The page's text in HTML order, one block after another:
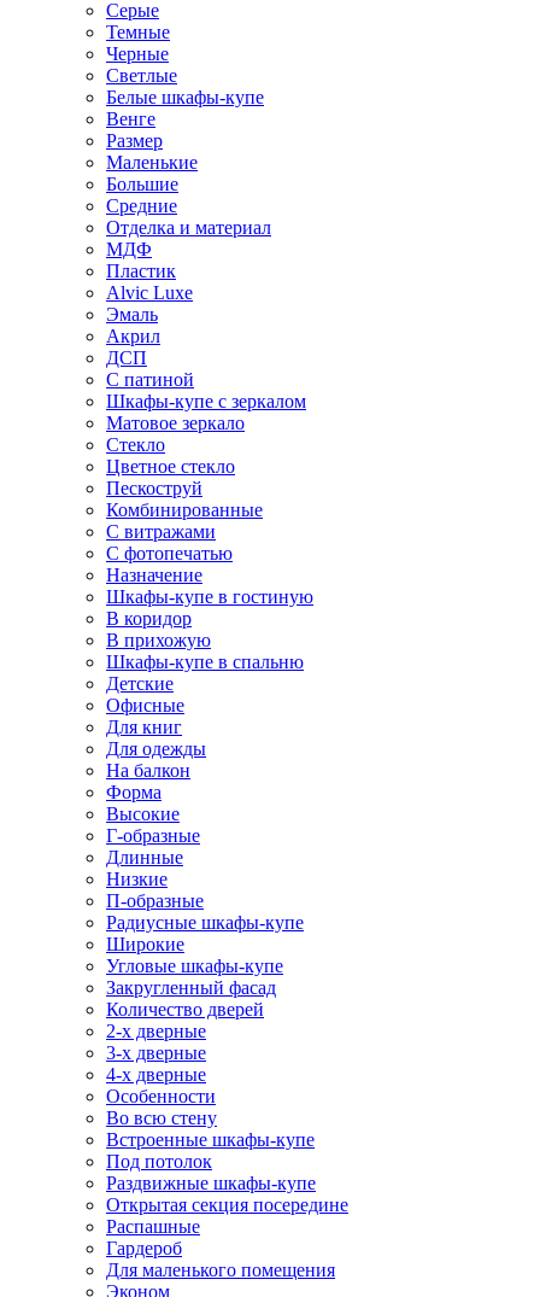
Серые
Темные
Черные
Светлые
Белые шкафы-купе
Венге
Размер
Маленькие
Большие
Средние
Отделка и материал
МДФ
Пластик
Alvic Luxe
Эмаль
Акрил
ДСП
С патиной
Шкафы-купе с зеркалом
Матовое зеркало
Стекло
Цветное стекло
Пескоструй
Комбинированные
С витражами
С фотопечатью
Назначение
Шкафы-купе в гостиную
В коридор
В прихожую
Шкафы-купе в спальню
Детские
Офисные
Для книг
Для одежды
На балкон
Форма
Высокие
Г-образные
Длинные
Низкие
П-образные
Радиусные шкафы-купе
Широкие
Угловые шкафы-купе
Закругленный фасад
Количество дверей
2-х дверные
3-х дверные
4-х дверные
Особенности
Во всю стену
Встроенные шкафы-купе
Под потолок
Раздвижные шкафы-купе
Открытая секция посередине
Распашные
Гардероб
Для маленького помещения
Эконом